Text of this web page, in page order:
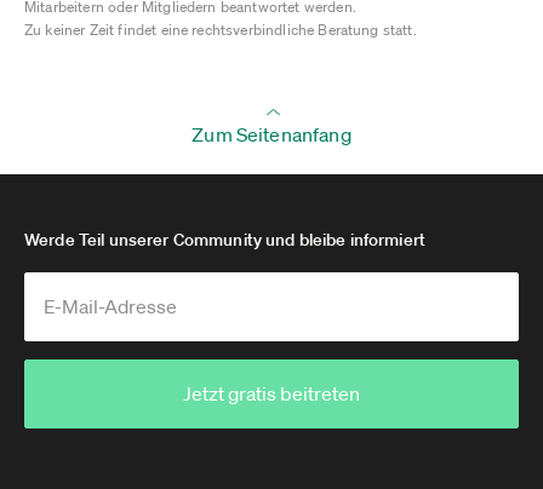
Mitarbeitern oder Mitgliedern beantwortet werden.
Zu keiner Zeit findet eine rechtsverbindliche Beratung statt.
Zum Seitenanfang
Werde Teil unserer Community und bleibe informiert
Jetzt gratis beitreten